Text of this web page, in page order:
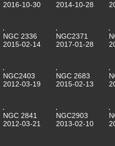
2016-10-30
2014-10-28
NGC 2336
2015-02-14
NGC2371
2017-01-28
NGC2403
2012-03-19
NGC 2683
2015-02-13
NGC 2841
2012-03-21
NGC2903
2013-02-10